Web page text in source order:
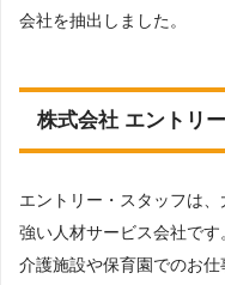
会社を抽出しました。
株式会社 エントリ
エントリー・スタッフは
強い人材サービス会社です
介護施設や保育園でのお